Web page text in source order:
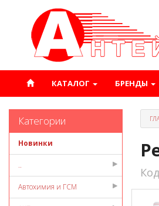
КАТАЛОГ БРЕНДЫ
Категории
Новинки
..
Автохимия и ГСМ